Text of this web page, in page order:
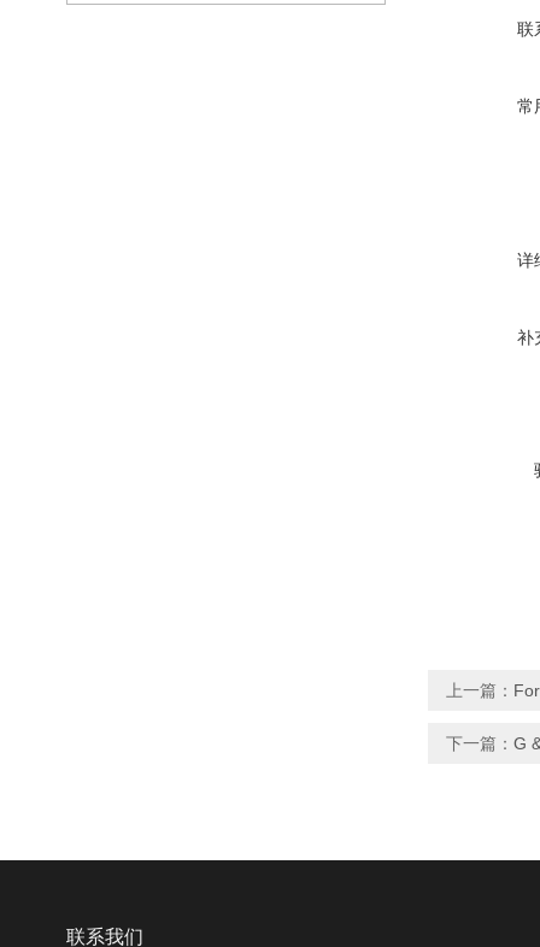
联
常
详
补
上一篇：
下一篇： G
联系我们